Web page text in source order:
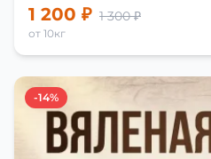
1 200 ₽ 1 300 ₽
от 10кг
-14%